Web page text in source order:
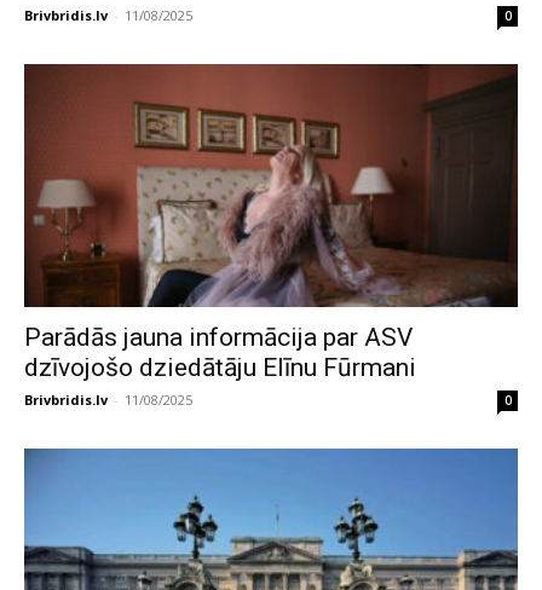
Brivbridis.lv - 11/08/2025 0
Parādās jauna informācija par ASV
dzīvojošo dziedātāju Elīnu Fūrmani
Brivbridis.lv - 11/08/2025 0